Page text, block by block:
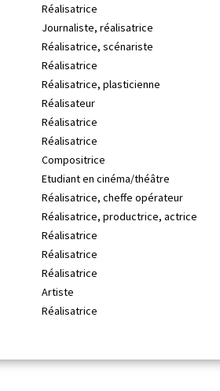
Réalisatrice
Journaliste, réalisatrice
Réalisatrice, scénariste
Réalisatrice
Réalisatrice, plasticienne
Réalisateur
Réalisatrice
Réalisatrice
Compositrice
Etudiant en cinéma/théâtre
Réalisatrice, cheffe opérateur
Réalisatrice, productrice, actrice
Réalisatrice
Réalisatrice
Réalisatrice
Artiste
Réalisatrice